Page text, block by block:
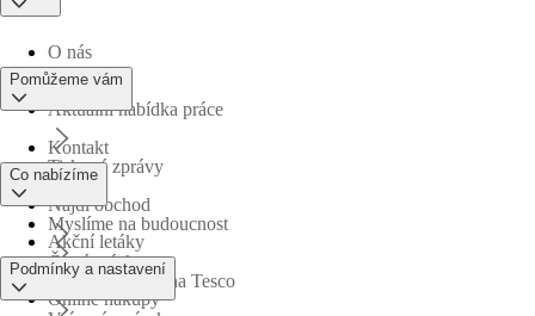
O nás
Aktuální nabídka práce
Tiskové zprávy
Myslíme na budoucnost
Obchodní skupina Tesco
Pomůžeme vám
Kontakt
Najdi obchod
Časté otázky
Co nabízíme
Akční letáky
Online nákupy
Podmínky a nastavení